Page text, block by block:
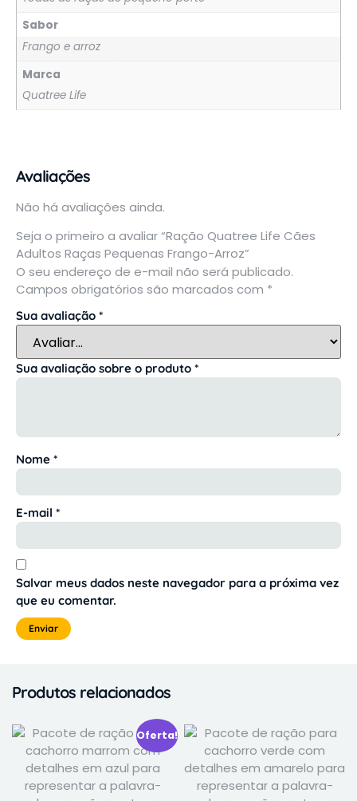
Sabor
Frango e arroz
Marca
Quatree Life
Avaliações
Não há avaliações ainda.
Seja o primeiro a avaliar “Ração Quatree Life Cães
Adultos Raças Pequenas Frango-Arroz”
O seu endereço de e-mail não será publicado.
Campos obrigatórios são marcados com *
Sua avaliação *
Sua avaliação sobre o produto *
Nome *
E-mail *
Salvar meus dados neste navegador para a próxima vez
que eu comentar.
Produtos relacionados
Oferta!